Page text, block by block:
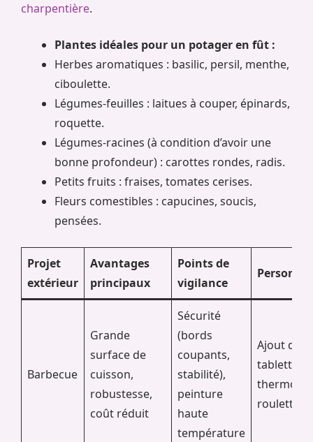
charpentière.
Plantes idéales pour un potager en fût :
Herbes aromatiques : basilic, persil, menthe,
ciboulette.
Légumes-feuilles : laitues à couper, épinards,
roquette.
Légumes-racines (à condition d’avoir une
bonne profondeur) : carottes rondes, radis.
Petits fruits : fraises, tomates cerises.
Fleurs comestibles : capucines, soucis,
pensées.
Projet
extérieur
Avantages
principaux
Points de
vigilance
Barbecue
Grande
surface de
cuisson,
robustesse,
coût réduit
Sécurité
(bords
coupants,
stabilité),
peinture
haute
température
Ajout de
tablettes,
roulettes